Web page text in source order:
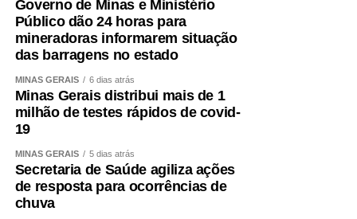
para buscar a vaga nas oitavas da Copa do Brasil
Super Nosso
Super Nosso Lourdes – Rua Gonçalves 1979
Lourdes
Super Nosso Castelo – Av. Heráclito Mourão de
Super Nosso Luxemburgo- Av. Guaicui 355 Coração
de Jesus
Governo de Minas e Ministério
Público dão 24 horas para
mineradoras informarem situação
das barragens no estado
MINAS GERAIS 6 dias atrás
Minas Gerais distribui mais de 1
milhão de testes rápidos de covid-
19
MINAS GERAIS 5 dias atrás
Secretaria de Saúde agiliza ações
de resposta para ocorrências de
chuva